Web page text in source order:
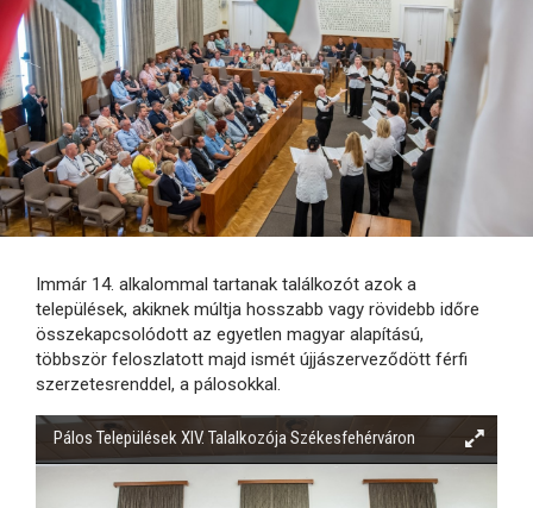
Immár 14. alkalommal tartanak találkozót azok a
települések, akiknek múltja hosszabb vagy rövidebb időre
összekapcsolódott az egyetlen magyar alapítású,
többször feloszlatott majd ismét újjászerveződött férfi
szerzetesrenddel, a pálosokkal.
Pálos Települések XIV. Talalkozója Székesfehérváron